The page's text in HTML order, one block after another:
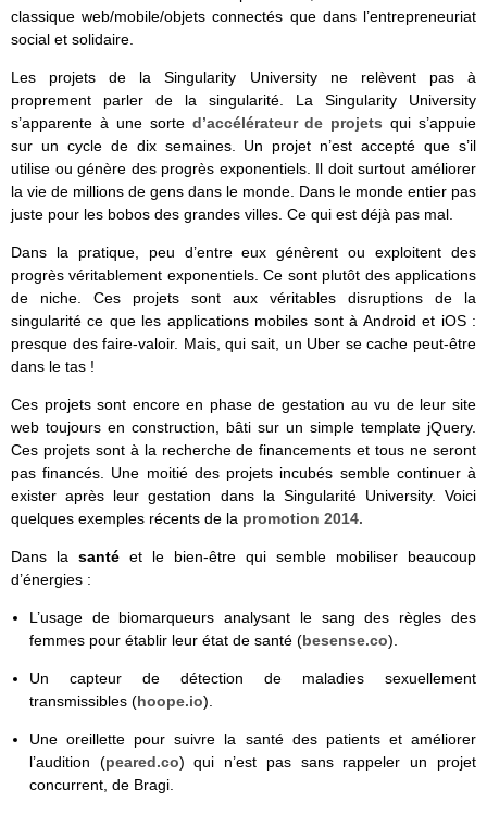
classique web/mobile/objets connectés que dans l’entrepreneuriat
social et solidaire.
Les projets de la Singularity University ne relèvent pas à
proprement parler de la singularité. La Singularity University
s’apparente à une sorte d’accélérateur de projets qui s’appuie
sur un cycle de dix semaines. Un projet n’est accepté que s’il
utilise ou génère des progrès exponentiels. Il doit surtout améliorer
la vie de millions de gens dans le monde. Dans le monde entier pas
juste pour les bobos des grandes villes. Ce qui est déjà pas mal.
Dans la pratique, peu d’entre eux génèrent ou exploitent des
progrès véritablement exponentiels. Ce sont plutôt des applications
de niche. Ces projets sont aux véritables disruptions de la
singularité ce que les applications mobiles sont à Android et iOS :
presque des faire-valoir. Mais, qui sait, un Uber se cache peut-être
dans le tas !
Ces projets sont encore en phase de gestation au vu de leur site
web toujours en construction, bâti sur un simple template jQuery.
Ces projets sont à la recherche de financements et tous ne seront
pas financés. Une moitié des projets incubés semble continuer à
exister après leur gestation dans la Singularité University. Voici
quelques exemples récents de la promotion 2014.
Dans la santé et le bien-être qui semble mobiliser beaucoup
d’énergies :
L’usage de biomarqueurs analysant le sang des règles des
femmes pour établir leur état de santé (besense.co).
Un capteur de détection de maladies sexuellement
transmissibles (hoope.io).
Une oreillette pour suivre la santé des patients et améliorer
l’audition (peared.co) qui n’est pas sans rappeler un projet
concurrent, de Bragi.